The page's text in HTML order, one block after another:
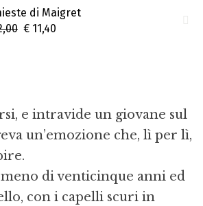
di Maigret
€ 11,40
e intravide un giovane sul
un’emozione che, lì per lì,
di venticinque anni ed
con i capelli scuri in